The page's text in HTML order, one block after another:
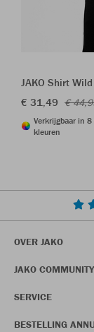
JAKO Shirt
€ 31,49 €
Verkrijgbaar in
kleuren
OVER JAKO
JAKO COMMUNITY
SERVICE
BESTELLING